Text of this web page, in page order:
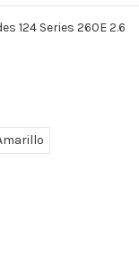
124 Series 260E 2.6